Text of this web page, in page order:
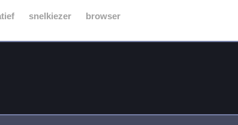
snelkiezer browser